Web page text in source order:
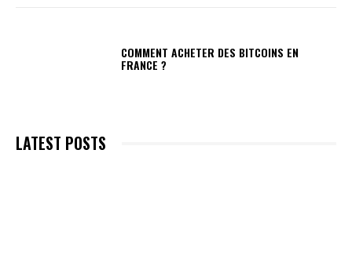
COMMENT ACHETER DES BITCOINS EN
FRANCE ?
LATEST POSTS